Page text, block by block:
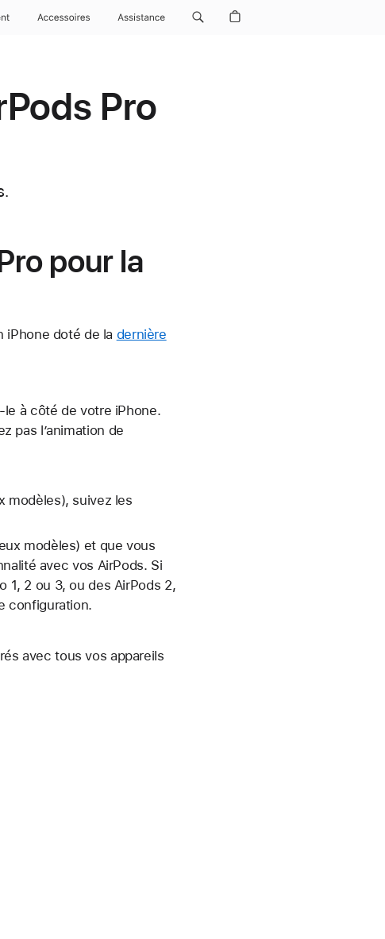
Accessoires Assistance
Pro
pour la
iPhone doté de la dernière
le à côté de votre iPhone.
pas l’animation de
modèles), suivez les
modèles) et que vous
avec vos AirPods. Si
1, 2 ou 3, ou des AirPods 2,
configuration.
avec tous vos appareils